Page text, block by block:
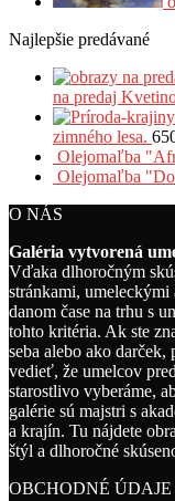
Najlepšie predávané
na predaj
zimného lesa.
Olejomaľba
Olejomaľba
O NÁS
Galéria vytvorená
Vďaka dlhoročným
stránkami,
danom čase na trhu s
tohto kritéria. Ak ste
seba alebo ako
vedieť, že umelcov
starostlivo vyberáme,
galérie sú majstri s
a krajín. Tu nájdete
štýl a dlhoročné
OBCHODNÉ ÚDAJE